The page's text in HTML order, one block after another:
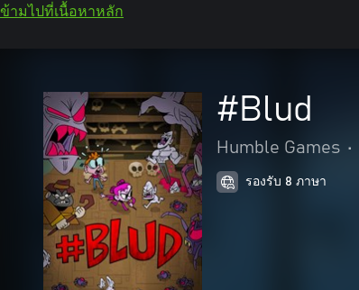
ข้ามไปที่เนื้อหาหลัก
#Blud
Humble Games •
รองรับ 8 ภาษา